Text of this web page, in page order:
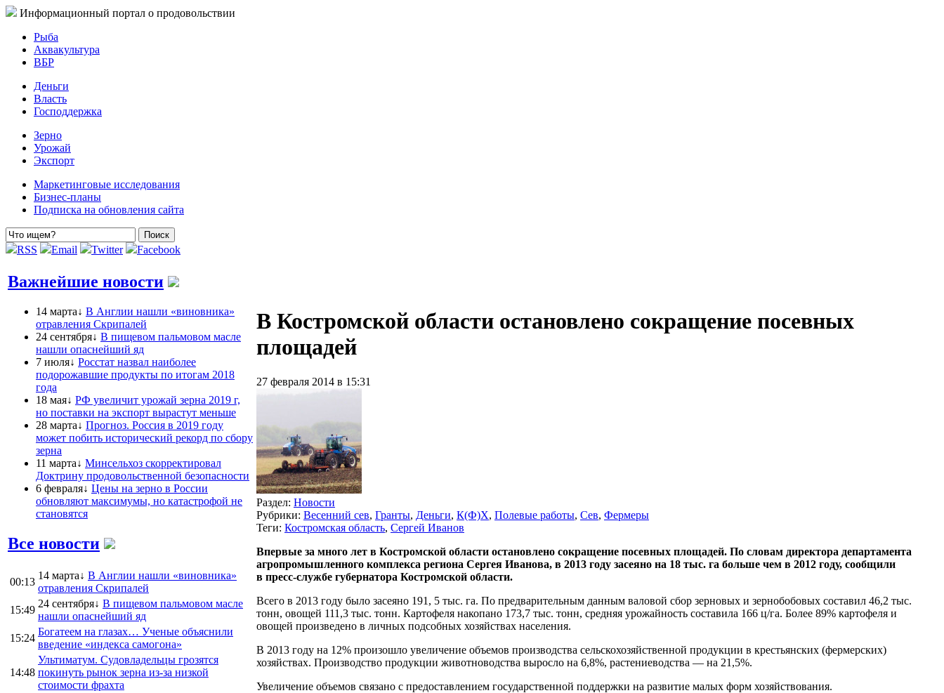
Информационный портал о продовольствии
Рыба
Аквакультура
ВБР
Деньги
Власть
Господдержка
Зерно
Урожай
Экспорт
Маркетинговые исследования
Бизнес-планы
Подписка на обновления сайта
RSS Email Twitter Facebook
Важнейшие новости
14 марта↓ В Англии нашли «виновника»
отравления Скрипалей
24 сентября↓ В пищевом пальмовом масле
нашли опаснейший яд
7 июля↓ Росстат назвал наиболее
подорожавшие продукты по итогам 2018
года
18 мая↓ РФ увеличит урожай зерна 2019 г,
но поставки на экспорт вырастут меньше
28 марта↓ Прогноз. Россия в 2019 году
может побить исторический рекорд по сбору
зерна
11 марта↓ Минсельхоз скорректировал
Доктрину продовольственной безопасности
6 февраля↓ Цены на зерно в России
обновляют максимумы, но катастрофой не
становятся
Все новости
00:13
14 марта↓ В Англии нашли «виновника»
отравления Скрипалей
15:49
24 сентября↓ В пищевом пальмовом масле
нашли опаснейший яд
15:24
Богатеем на глазах… Ученые объяснили
введение «индекса самогона»
14:48
Ультиматум. Судовладельцы грозятся
покинуть рынок зерна из-за низкой
стоимости фрахта
В Костромской области остановлено сокращение посевных
площадей
27 февраля 2014 в 15:31
Раздел: Новости
Рубрики: Весенний сев, Гранты, Деньги, К(Ф)Х, Полевые работы, Сев, Фермеры
Теги: Костромская область, Сергей Иванов
Впервые за много лет в Костромской области остановлено сокращение посевных площадей. По словам директора департамента
агропромышленного комплекса региона Сергея Иванова, в 2013 году засеяно на 18 тыс. га больше чем в 2012 году, сообщили
в пресс-службе губернатора Костромской области.
Всего в 2013 году было засеяно 191, 5 тыс. га. По предварительным данным валовой сбор зерновых и зернобобовых составил 46,2 тыс.
тонн, овощей 111,3 тыс. тонн. Картофеля накопано 173,7 тыс. тонн, средняя урожайность составила 166 ц/га. Более 89% картофеля и
овощей произведено в личных подсобных хозяйствах населения.
В 2013 году на 12% произошло увеличение объемов производства сельскохозяйственной продукции в крестьянских (фермерских)
хозяйствах. Производство продукции животноводства выросло на 6,8%, растениеводства — на 21,5%.
Увеличение объемов связано с предоставлением государственной поддержки на развитие малых форм хозяйствования.